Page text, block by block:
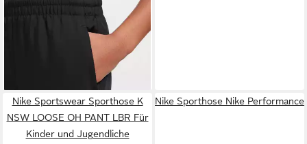
NIKE SPORTSWEAR
Sporthose K NSW CLUB
WVN JGGR LBR Für Kinder
Nike Sportswear Sporthose K
NSW LOOSE OH PANT LBR Für
Kinder und Jugendliche
Nike Sporthose Nike Performance